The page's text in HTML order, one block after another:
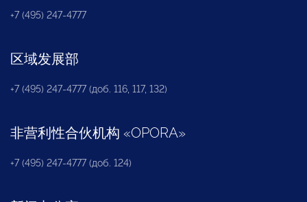
+7 (495) 247-4777
区域发展部
+7 (495) 247-4777 (доб. 116, 117, 132)
非营利性合伙机构 «OPORA»
+7 (495) 247-4777 (доб. 124)